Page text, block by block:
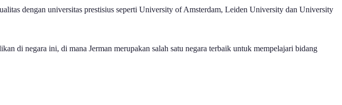
dengan universitas prestisius seperti University of Amsterdam, Leiden University dan University
di negara ini, di mana Jerman merupakan salah satu negara terbaik untuk mempelajari bidang